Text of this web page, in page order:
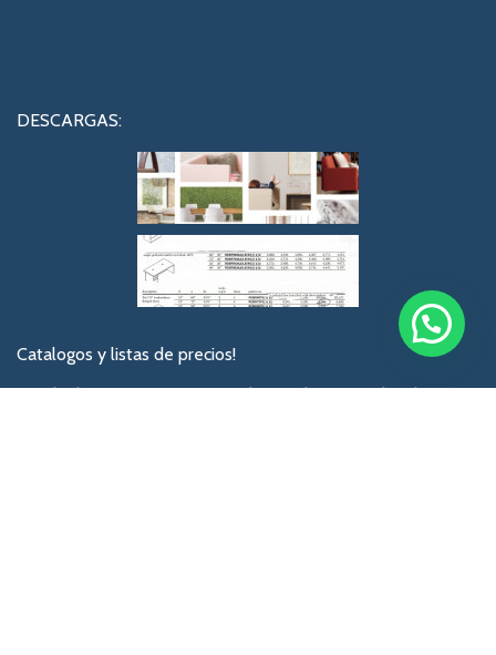
DESCARGAS:
Catalogos y listas de precios!
No olvides registrarte para recibir catalogos actalizados